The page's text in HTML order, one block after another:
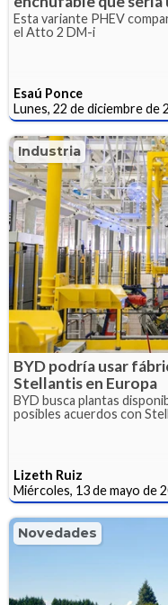
Esta variante PHEV
el Atto 2 DM-i
Esaú Ponce
Lunes, 22 de diciembre de
Industria
BYD podría usar
Stellantis en Europa
BYD busca plantas
posibles acuerdos con
Lizeth Ruiz
Miércoles, 13 de mayo de
Novedades